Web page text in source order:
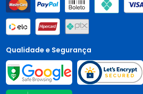
Qualidade e Segurança